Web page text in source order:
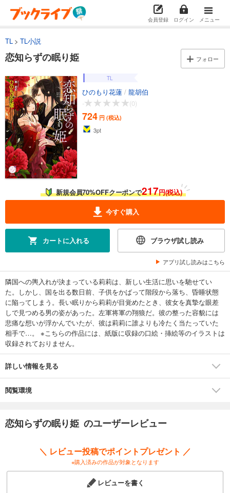
会員登録 ログイン メニュー
TL TL小説
恋知らずの眠り姫 フォロー
TL
ひのもり花蓮 / 龍胡伯
-
(0)
724 円 (税込)
3pt
新規会員70%OFFクーポンで217円(税込)
今すぐ購入
カートに入れる ブラウザ試し読み
アプリ試し読みはこちら
隣国への輿入れが決まっている莉莉は、新しい生活に思いを馳せてい
た。しかし、国を出る数日前、子供をかばって階段から落ち、昏睡状態
に陥ってしまう。長い眠りから莉莉が目覚めたとき、彼女を真摯な眼差
しで見つめる男の姿があった。左軍将軍の翔狼だ。彼の整った容貌には
悲痛な想いが浮かんでいたが、彼は莉莉に誰よりも冷たく当たっていた
相手で…。 ※こちらの作品には、紙版に収録の口絵・挿絵等のイラストは
収録されておりません。
詳しい情報を見る
閲覧環境
恋知らずの眠り姫 のユーザーレビュー
＼ レビュー投稿でポイントプレゼント ／
※購入済みの作品が対象となります
レビューを書く